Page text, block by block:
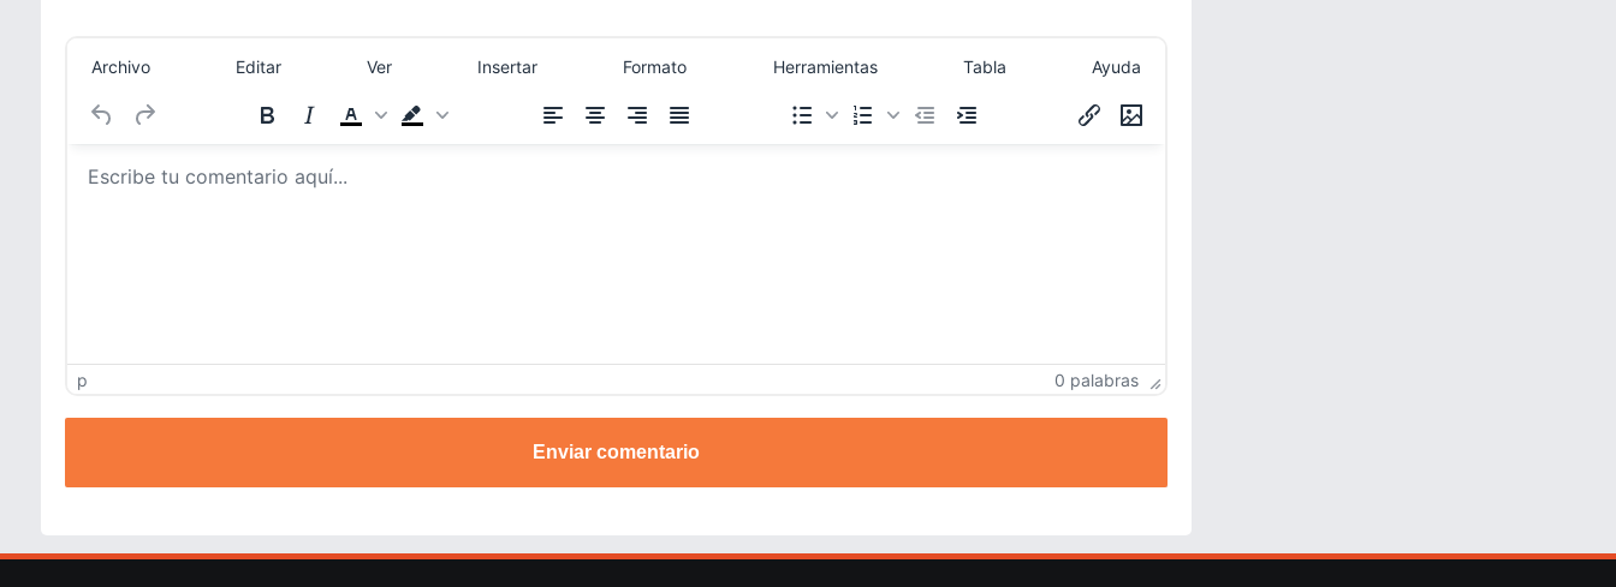
Archivo Editar Ver Insertar Formato Herramientas Tabla Ayuda
p 0 palabras
Enviar comentario